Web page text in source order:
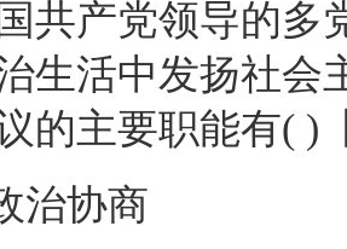
共产党领导的多
生活中发扬社会
的主要职能有( )
协商